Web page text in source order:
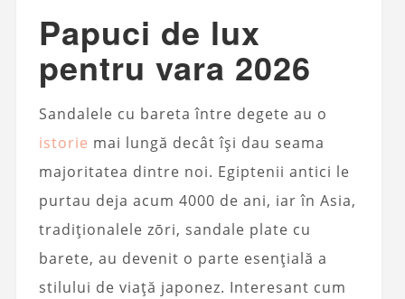
Papuci de lux
pentru vara 2026
Sandalele cu bareta între degete au o
istorie mai lungă decât își dau seama
majoritatea dintre noi. Egiptenii antici le
purtau deja acum 4000 de ani, iar în Asia,
tradiționalele zōri, sandale plate cu
barete, au devenit o parte esențială a
stilului de viață japonez. Interesant cum